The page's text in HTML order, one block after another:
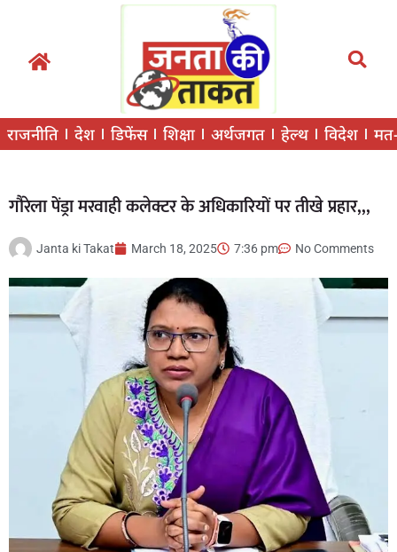
राजनीति देश डिफेंस शिक्षा अर्थजगत हेल्थ विदेश
गौरेला पेंड्रा मरवाही कलेक्टर के अधिकारियों पर तीखे प्रहार,,,
Janta ki Takat March 18, 2025 7:36 pm No Comments